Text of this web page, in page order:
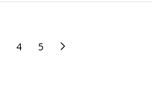
4 5 Page suivante